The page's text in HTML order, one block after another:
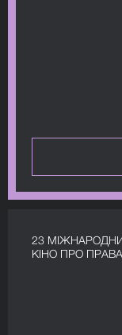
23
КІНО ПРО